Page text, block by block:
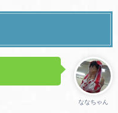
ななちゃん